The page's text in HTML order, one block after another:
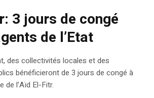
3 jours de congé
de l’Etat
des collectivités locales et des
bénéficieront de 3 jours de congé à
de l’Aïd El-Fitr.